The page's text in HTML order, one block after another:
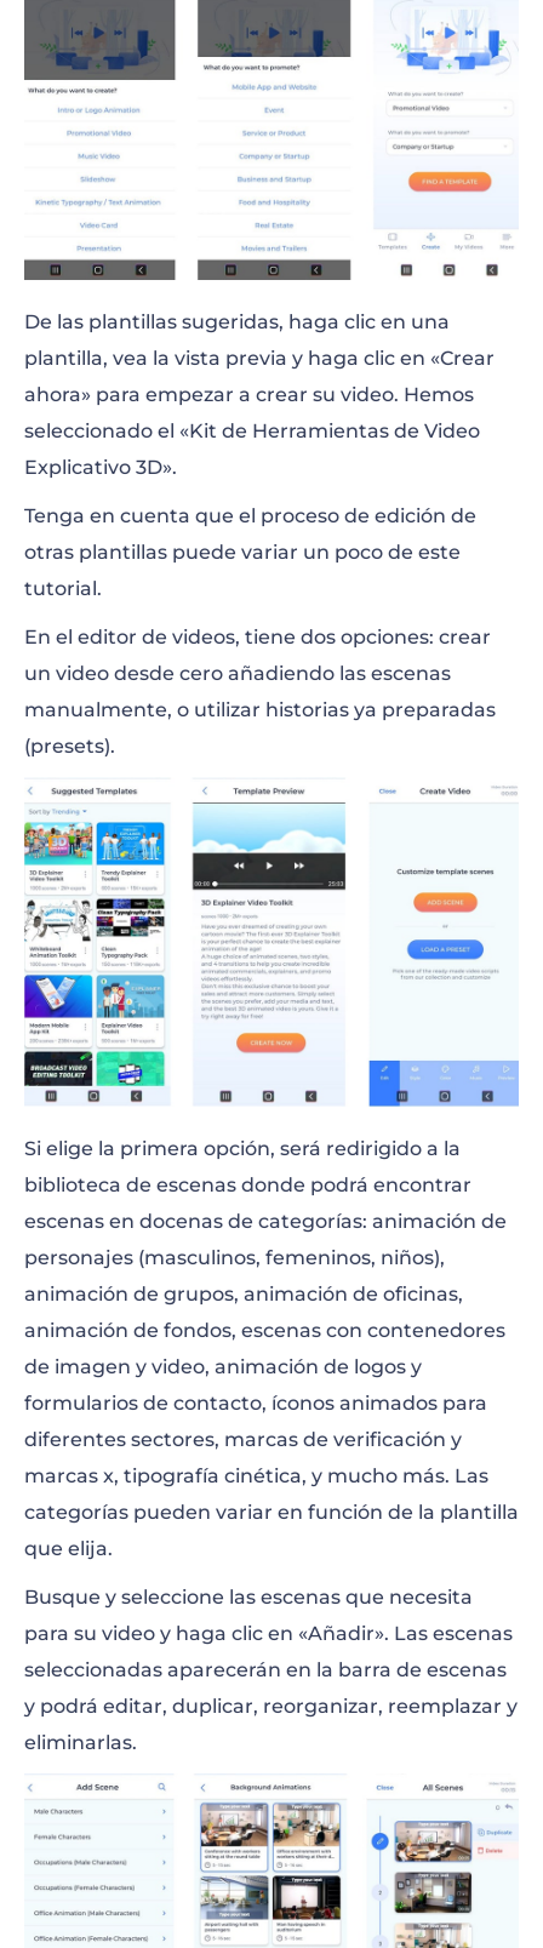
De las plantillas sugeridas, haga clic en una
plantilla, vea la vista previa y haga clic en «Crear
ahora» para empezar a crear su video. Hemos
seleccionado el «Kit de Herramientas de Video
Explicativo 3D».
Tenga en cuenta que el proceso de edición de
otras plantillas puede variar un poco de este
tutorial.
En el editor de videos, tiene dos opciones: crear
un video desde cero añadiendo las escenas
manualmente, o utilizar historias ya preparadas
(presets).
Si elige la primera opción, será redirigido a la
biblioteca de escenas donde podrá encontrar
escenas en docenas de categorías: animación de
personajes (masculinos, femeninos, niños),
animación de grupos, animación de oficinas,
animación de fondos, escenas con contenedores
de imagen y video, animación de logos y
formularios de contacto, íconos animados para
diferentes sectores, marcas de verificación y
marcas x, tipografía cinética, y mucho más. Las
categorías pueden variar en función de la plantilla
que elija.
Busque y seleccione las escenas que necesita
para su video y haga clic en «Añadir». Las escenas
seleccionadas aparecerán en la barra de escenas
y podrá editar, duplicar, reorganizar, reemplazar y
eliminarlas.